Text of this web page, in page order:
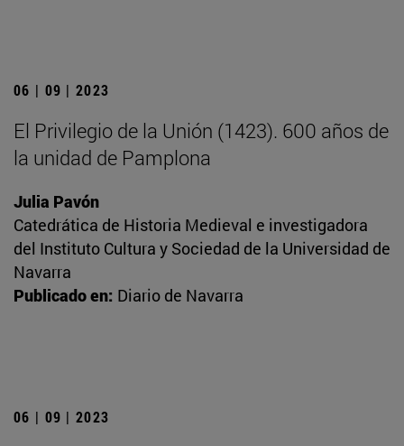
06 | 09 | 2023
El Privilegio de la Unión (1423). 600 años de
la unidad de Pamplona
Julia Pavón
Catedrática de Historia Medieval e investigadora
del Instituto Cultura y Sociedad de la Universidad de
Navarra
Publicado en: Diario de Navarra
06 | 09 | 2023